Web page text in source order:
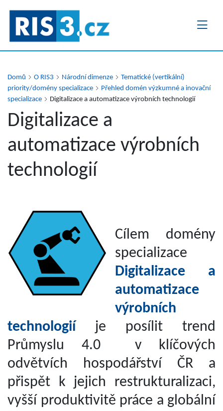
hlavnímu
obsahu
Domů O RIS3 Národní dimenze
Tematické (vertikální)
priority/domény specializace
Přehled domén výzkumné a inovační
specializace
Digitalizace a automatizace výrobních technologií
Digitalizace a
automatizace výrobních
technologií
Cílem domény
specializace
Digitalizace a
automatizace
výrobních
technologií je posílit trend
Průmyslu 4.0 v klíčových
odvětvích hospodářství ČR a
přispět k jejich restrukturalizaci,
vyšší produktivitě práce a globální